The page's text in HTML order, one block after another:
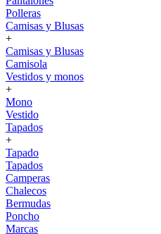
Polleras
Camisas y Blusas
+
Camisas y Blusas
Camisola
Vestidos y monos
+
Mono
Vestido
Tapados
+
Tapado
Tapados
Camperas
Chalecos
Bermudas
Poncho
Marcas